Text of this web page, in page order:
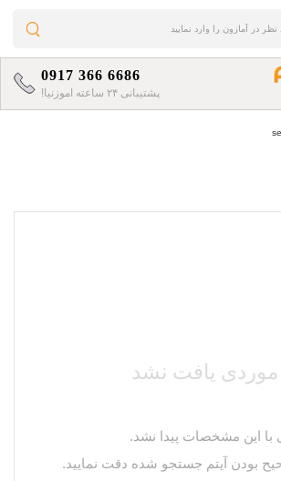
0917 366 6686
پشتیبانی ۲۴ ساعته اموزنیا!
موردی یافت نشد
با این مشخصات پیدا نشد.
بودن آیتم جستجو شده دقت نمایید.